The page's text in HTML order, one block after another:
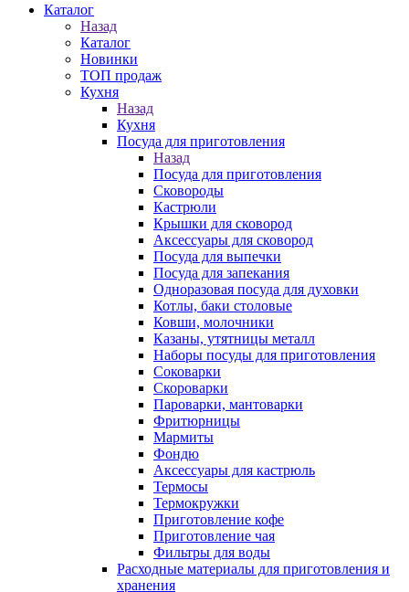
Каталог
Назад
Каталог
Новинки
ТОП продаж
Кухня
Назад
Кухня
Посуда для приготовления
Назад
Посуда для приготовления
Сковороды
Кастрюли
Крышки для сковород
Аксессуары для сковород
Посуда для выпечки
Посуда для запекания
Одноразовая посуда для духовки
Котлы, баки столовые
Ковши, молочники
Казаны, утятницы металл
Наборы посуды для приготовления
Соковарки
Скороварки
Пароварки, мантоварки
Фритюрницы
Мармиты
Фондю
Аксессуары для кастрюль
Термосы
Термокружки
Приготовление кофе
Приготовление чая
Фильтры для воды
Расходные материалы для приготовления и
хранения